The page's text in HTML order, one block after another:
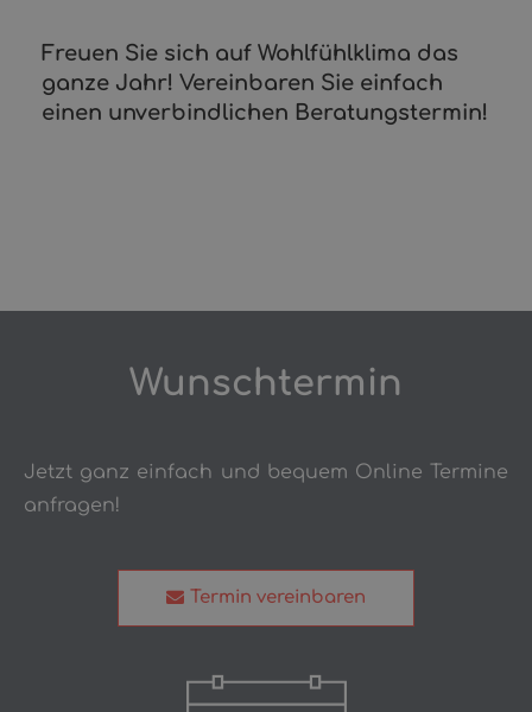
Freuen Sie sich auf Wohlfühlklima das
ganze Jahr! Vereinbaren Sie einfach
einen unverbindlichen Beratungstermin!
Wunschtermin
Jetzt ganz einfach und bequem Online Termine
anfragen!
Termin vereinbaren